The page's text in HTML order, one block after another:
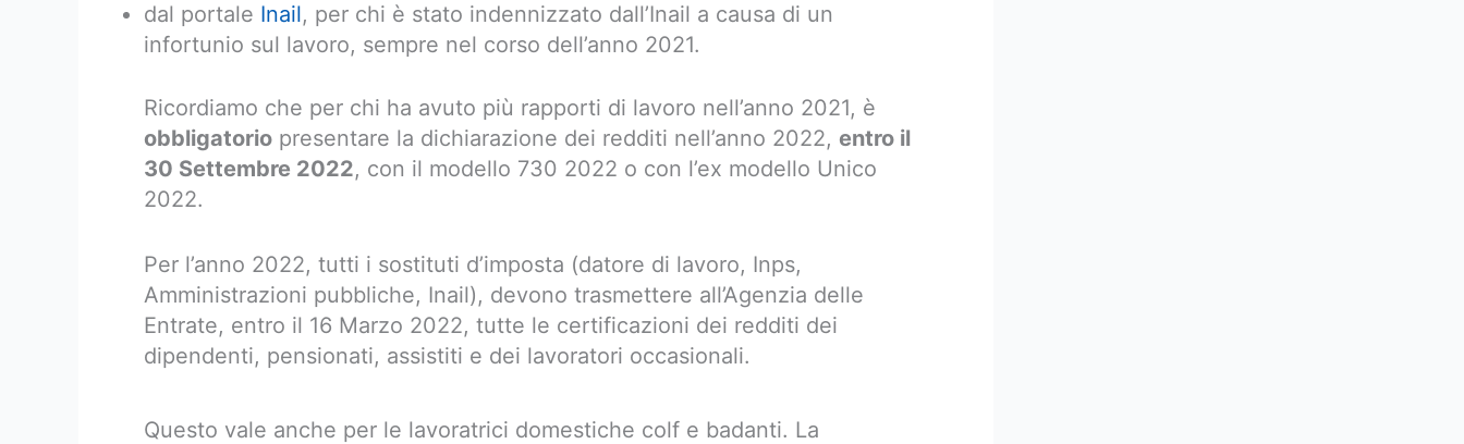
dal portale Inail, per chi è stato indennizzato dall’Inail a causa di un
infortunio sul lavoro, sempre nel corso dell’anno 2021.
Ricordiamo che per chi ha avuto più rapporti di lavoro nell’anno 2021, è
obbligatorio presentare la dichiarazione dei redditi nell’anno 2022, entro il
30 Settembre 2022, con il modello 730 2022 o con l’ex modello Unico
2022.
Per l’anno 2022, tutti i sostituti d’imposta (datore di lavoro, Inps,
Amministrazioni pubbliche, Inail), devono trasmettere all’Agenzia delle
Entrate, entro il 16 Marzo 2022, tutte le certificazioni dei redditi dei
dipendenti, pensionati, assistiti e dei lavoratori occasionali.
Questo vale anche per le lavoratrici domestiche colf e badanti. La